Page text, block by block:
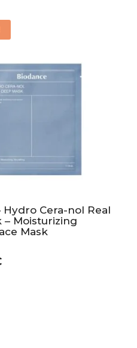
Hydro Cera-nol Real
– Moisturizing
Mask